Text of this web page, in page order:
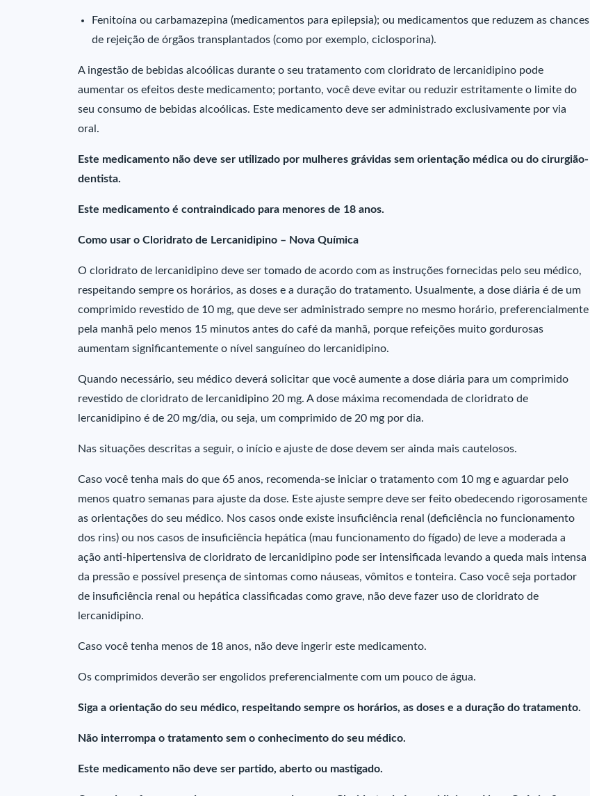
Fenitoína ou carbamazepina (medicamentos para epilepsia); ou medicamentos que reduzem as chances
de rejeição de órgãos transplantados (como por exemplo, ciclosporina).
A ingestão de bebidas alcoólicas durante o seu tratamento com cloridrato de lercanidipino pode
aumentar os efeitos deste medicamento; portanto, você deve evitar ou reduzir estritamente o limite do
seu consumo de bebidas alcoólicas. Este medicamento deve ser administrado exclusivamente por via
oral.
Este medicamento não deve ser utilizado por mulheres grávidas sem orientação médica ou do cirurgião-
dentista.
Este medicamento é contraindicado para menores de 18 anos.
Como usar o Cloridrato de Lercanidipino – Nova Química
O cloridrato de lercanidipino deve ser tomado de acordo com as instruções fornecidas pelo seu médico,
respeitando sempre os horários, as doses e a duração do tratamento. Usualmente, a dose diária é de um
comprimido revestido de 10 mg, que deve ser administrado sempre no mesmo horário, preferencialmente
pela manhã pelo menos 15 minutos antes do café da manhã, porque refeições muito gordurosas
aumentam significantemente o nível sanguíneo do lercanidipino.
Quando necessário, seu médico deverá solicitar que você aumente a dose diária para um comprimido
revestido de cloridrato de lercanidipino 20 mg. A dose máxima recomendada de cloridrato de
lercanidipino é de 20 mg/dia, ou seja, um comprimido de 20 mg por dia.
Nas situações descritas a seguir, o início e ajuste de dose devem ser ainda mais cautelosos.
Caso você tenha mais do que 65 anos, recomenda-se iniciar o tratamento com 10 mg e aguardar pelo
menos quatro semanas para ajuste da dose. Este ajuste sempre deve ser feito obedecendo rigorosamente
as orientações do seu médico. Nos casos onde existe insuficiência renal (deficiência no funcionamento
dos rins) ou nos casos de insuficiência hepática (mau funcionamento do fígado) de leve a moderada a
ação anti-hipertensiva de cloridrato de lercanidipino pode ser intensificada levando a queda mais intensa
da pressão e possível presença de sintomas como náuseas, vômitos e tonteira. Caso você seja portador
de insuficiência renal ou hepática classificadas como grave, não deve fazer uso de cloridrato de
lercanidipino.
Caso você tenha menos de 18 anos, não deve ingerir este medicamento.
Os comprimidos deverão ser engolidos preferencialmente com um pouco de água.
Siga a orientação do seu médico, respeitando sempre os horários, as doses e a duração do tratamento.
Não interrompa o tratamento sem o conhecimento do seu médico.
Este medicamento não deve ser partido, aberto ou mastigado.